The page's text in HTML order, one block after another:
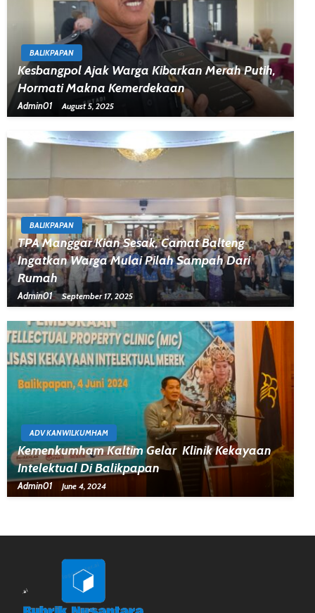
BALIKPAPAN
Kesbangpol Ajak Warga Kibarkan Merah Putih,
Hormati Makna Kemerdekaan
Admin01 August 5, 2025
BALIKPAPAN
TPA Manggar Kian Sesak, Camat Balteng
Ingatkan Warga Mulai Pilah Sampah Dari
Rumah
Admin01 September 17, 2025
ADV KANWILKUMHAM
Kemenkumham Kaltim Gelar Klinik Kekayaan
Intelektual Di Balikpapan
Admin01 June 4, 2024